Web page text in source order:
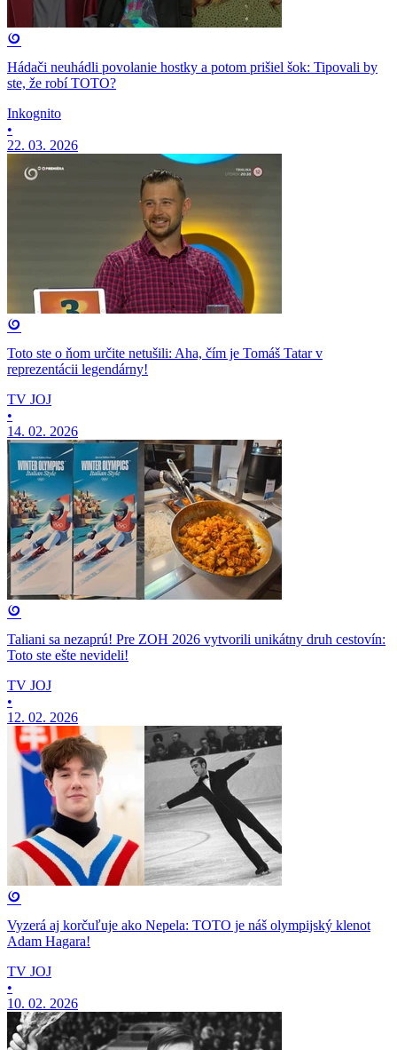
Hádači neuhádli povolanie hostky a potom prišiel šok: Tipovali by
ste, že robí TOTO?
Inkognito
•
22. 03. 2026
Toto ste o ňom určite netušili: Aha, čím je Tomáš Tatar v
reprezentácii legendárny!
TV JOJ
•
14. 02. 2026
Taliani sa nezaprú! Pre ZOH 2026 vytvorili unikátny druh cestovín:
Toto ste ešte nevideli!
TV JOJ
•
12. 02. 2026
Vyzerá aj korčuľuje ako Nepela: TOTO je náš olympijský klenot
Adam Hagara!
TV JOJ
•
10. 02. 2026